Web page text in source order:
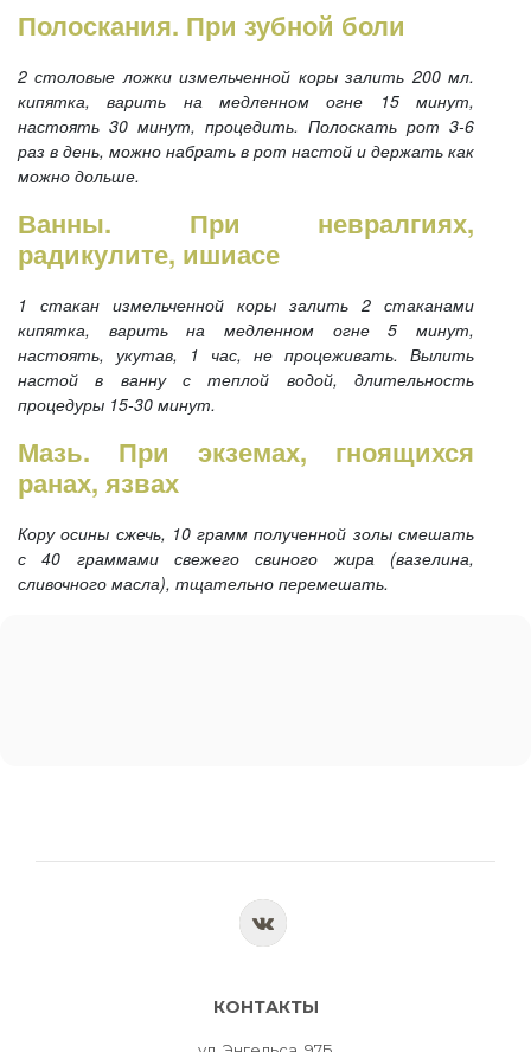
Полоскания. При зубной боли
2 столовые ложки измельченной коры залить 200 мл.
кипятка, варить на медленном огне 15 минут,
настоять 30 минут, процедить. Полоскать рот 3-6
раз в день, можно набрать в рот настой и держать как
можно дольше.
Ванны. При невралгиях,
радикулите, ишиасе
1 стакан измельченной коры залить 2 стаканами
кипятка, варить на медленном огне 5 минут,
настоять, укутав, 1 час, не процеживать. Вылить
настой в ванну с теплой водой, длительность
процедуры 15-30 минут.
Мазь. При экземах, гноящихся
ранах, язвах
Кору осины сжечь, 10 грамм полученной золы смешать
с 40 граммами свежего свиного жира (вазелина,
сливочного масла), тщательно перемешать.
КОНТАКТЫ